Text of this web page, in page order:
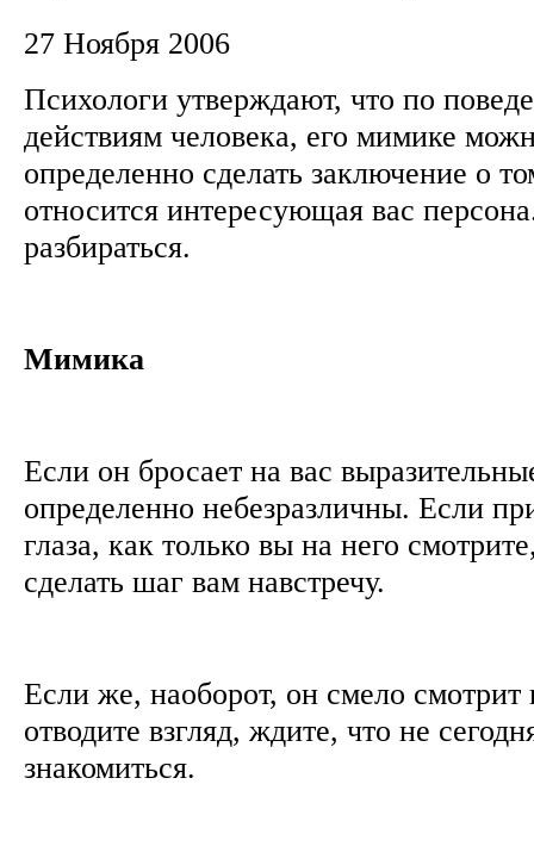
27 Ноября 2006
Психологи утверждают, что по
действиям человека, его мимике
определенно сделать заключение о
относится интересующая вас
разбираться.
Мимика
Если он бросает на вас
определенно небезразличны. Если
глаза, как только вы на него
сделать шаг вам навстречу.
Если же, наоборот, он смело смотрит
отводите взгляд, ждите, что не
знакомиться.